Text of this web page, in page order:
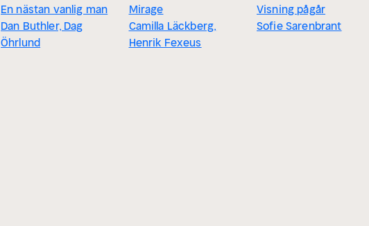
En nästan vanlig man
Dan Buthler, Dag
Öhrlund
Mirage
Camilla Läckberg,
Henrik Fexeus
Visning pågår
Sofie Sarenbrant